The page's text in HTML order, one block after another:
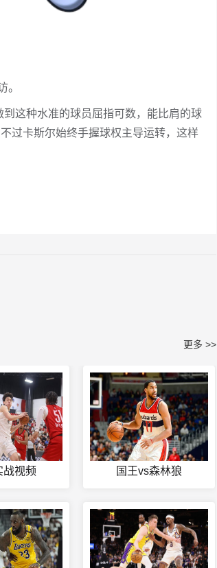
。
这种水准的球员屈指可数，能比肩的球
过卡斯尔始终手握球权主导运转，这样
更多 >>
战视频 国王vs森林狼